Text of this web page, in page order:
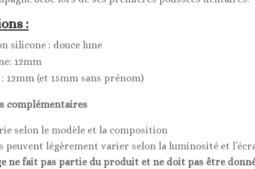
:
silicone : douce lune
12mm
12mm (et 15mm sans prénom)
complémentaires
selon le modèle et la composition
peuvent légèrement varier selon la luminosité et
ne fait pas partie du produit et ne doit pas être